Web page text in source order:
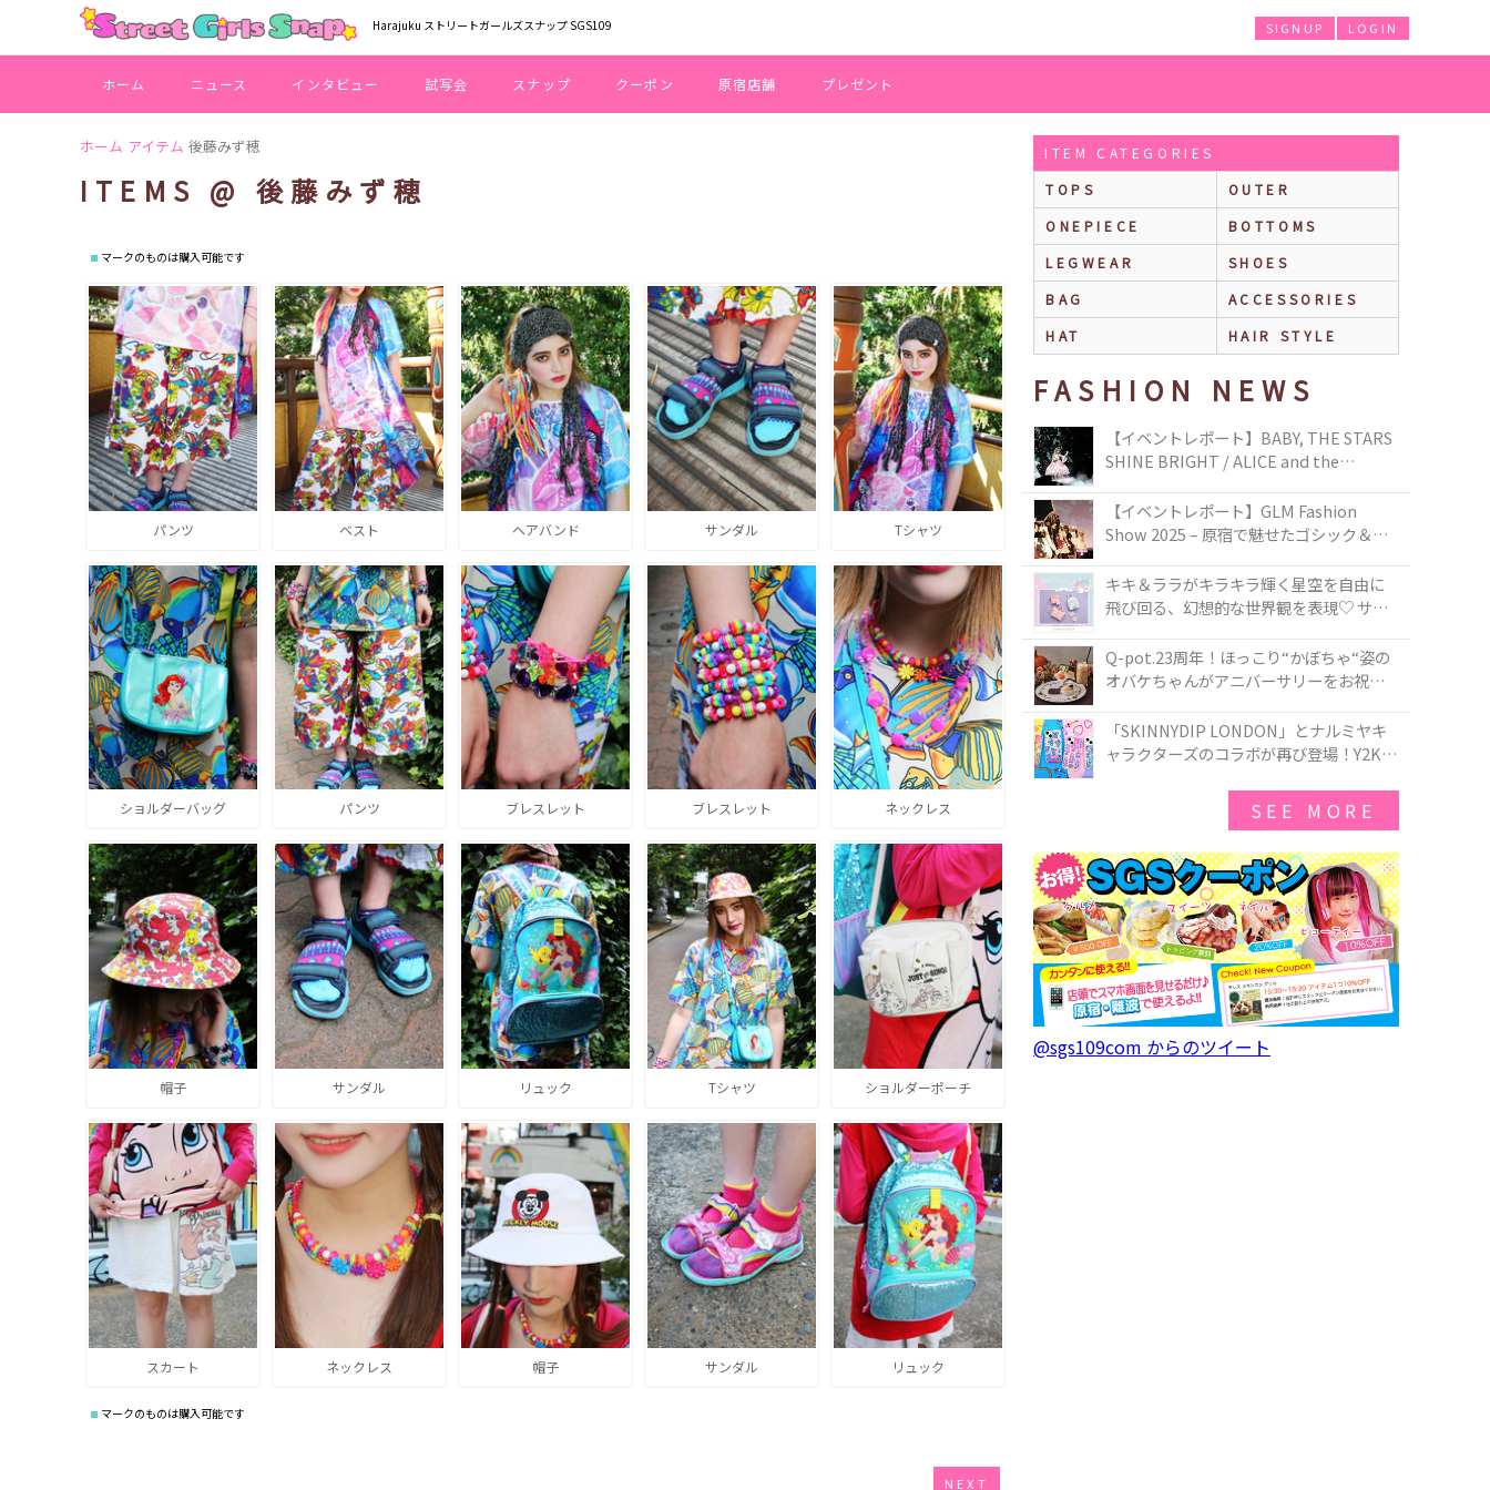
Harajuku ストリートガールズスナップ SGS109 LOGIN
SIGNUP
ホーム ニュース インタビュー 試写会 スナップ クーポン 原宿店舗 プレゼント
ホーム アイテム 後藤みず穂
ITEMS @ 後藤みず穂
マークのものは購入可能です
パンツ ベスト ヘアバンド サンダル Tシャツ
ショルダーバッグ パンツ ブレスレット ブレスレット ネックレス
帽子 サンダル リュック Tシャツ ショルダーポーチ
スカート ネックレス 帽子 サンダル リュック
マークのものは購入可能です
NEXT
ITEM CATEGORIES
TOPS
OUTER
ONEPIECE
BOTTOMS
LEGWEAR
SHOES
BAG
ACCESSORIES
HAT
HAIR STYLE
FASHION NEWS
【イベントレポート】BABY, THE STARS
SHINE BRIGHT / ALICE and the
TOKYO
【イベントレポート】GLM Fashion
Show 2025 – 原宿で魅せたゴシック＆ロ
キキ＆ララがキラキラ輝く星空を自由に
飛び回る、幻想的な世界観を表現♡ サマ
50周年アニバーサリーイヤー』を記念し
たコレクションが登場
Q-pot.23周年！ほっこり“かぼちゃ“姿の
オバケちゃんがアニバーサリーをお祝い
ー」が新発売！Q-pot CAFE.では「かぼち
ゃのオバケーキプレート」も登場
「SKINNYDIP LONDON」とナルミヤキ
ャラクターズのコラボが再び登場！Y2Kム
SEE MORE
@sgs109com からのツイート